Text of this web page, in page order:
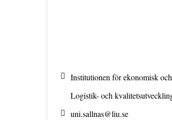
Institutionen för ekonomisk
Logistik- och
uni.sallnas@liu.se